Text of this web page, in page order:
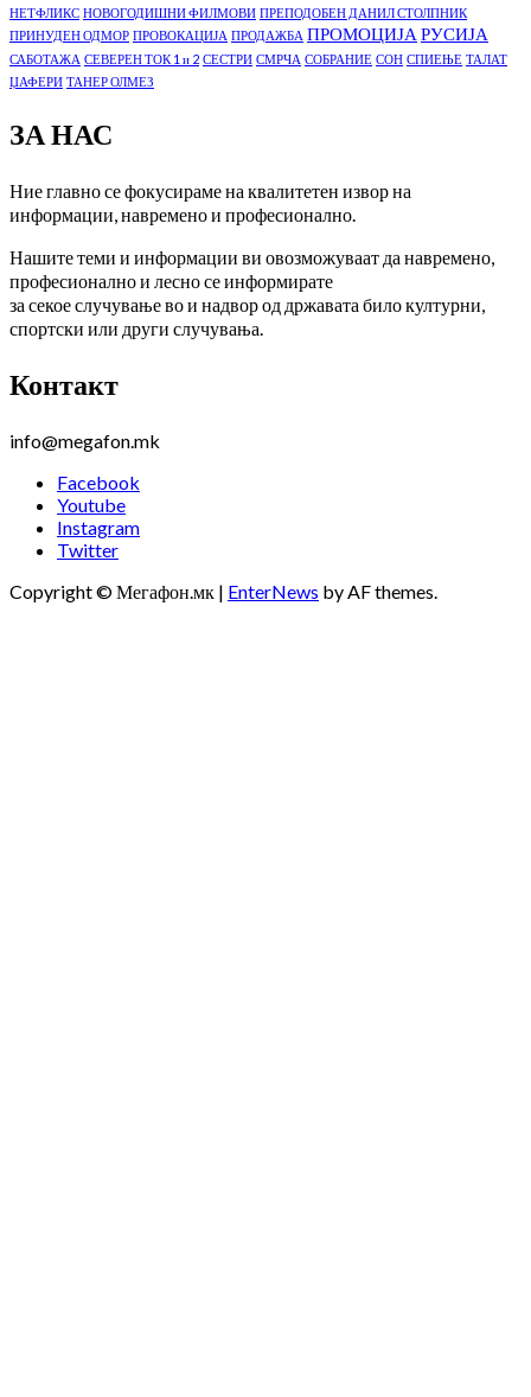
НЕТФЛИКС НОВОГОДИШНИ ФИЛМОВИ ПРЕПОДОБЕН ДАНИЛ СТОЛПНИК
ПРИНУДЕН ОДМОР ПРОВОКАЦИЈА ПРОДАЖБА ПРОМОЦИЈА РУСИЈА
САБОТАЖА СЕВЕРЕН ТОК 1 и 2 СЕСТРИ СМРЧА СОБРАНИЕ СОН СПИЕЊЕ ТАЛАТ
ЏАФЕРИ ТАНЕР ОЛМЕЗ
ЗА НАС
Ние главно се фокусираме на квалитетен извор на
информации, навремено и професионално.
Нашите теми и информации ви овозможуваат да навремено,
професионално и лесно се информирате
за секое случување во и надвор од државата било културни,
спортски или други случувања.
Контакт
info@megafon.mk
Facebook
Youtube
Instagram
Twitter
Copyright © Мегафон.мк | EnterNews by AF themes.